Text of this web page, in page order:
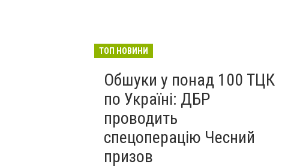
ТОП НОВИНИ
Обшуки у понад 100 ТЦК
по Україні: ДБР
проводить
спецоперацію Чесний
призов